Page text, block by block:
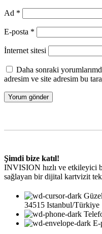
Ad *
E-posta *
İnternet sitesi
Daha sonraki
adresim ve site adresim bu
Şimdi bize katıl!
INVISION hızlı ve etkileyici
sağlayan bir dijital kartvizit
34515 Istanbul/Türkiye
E-